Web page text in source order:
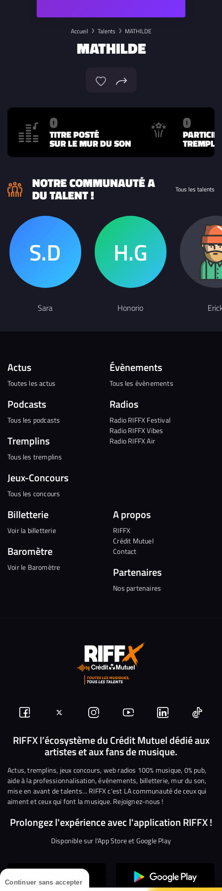
Continuer sans accepter
Accueil Talents MATHILDE
MATHILDE
0
TITRE POSTÉ
SUR LE MUR DU SON
0
NOTRE COMMUNAUTÉ A
DU TALENT ! Tous les talents
Sara Honorio
Actus
Toutes les actus
Podcasts
Tous les podcasts
Tremplins
Tous les tremplins
Jeux-Concours
Tous les concours
Évènements
Tous les évènements
Radios
Radio RIFFX Festival
Radio RIFFX Vibes
Radio RIFFX Air
Billetterie
Voir la billetterie
Baromètre
Voir le Baromètre
A propos
RIFFX
Crédit Mutuel
Contact
Partenaires
Nos partenaires
Suivez-
nous
Facebook
Suivez-
nous
sur
Twitter
Nous
rejoindre
sur
Instagram
Nous
rejoindre
sur
YouTube
Nous
rejoindre
sur
Linkedin
Nous
RIFFX l’écosystème du Crédit Mutuel dédié aux
artistes et aux fans de musique.
Actus, tremplins, jeux concours, web radios 100% musique, 0% pub,
aide à la professionnalisation, événements, billetterie, mur du son,
mise en avant de talents… RIFFX c’est LA communauté de ceux qui
aiment et ceux qui font la musique. Rejoignez-nous !
Prolongez l'expérience avec l'application RIFFX !
Disponible sur l'App Store et Google Play